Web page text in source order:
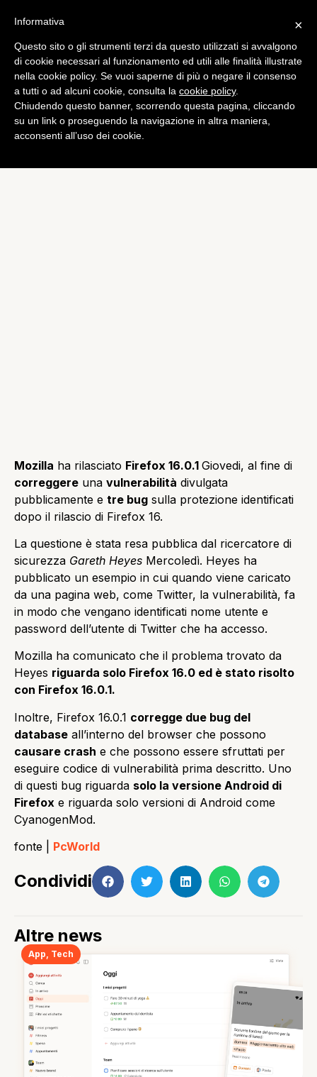
Tech
Mozilla rilascia Firefox 16.0.1
e risolve i bug
di Alessandro Moretti
Mozilla ha rilasciato Firefox 16.0.1 Giovedi, al fine di
correggere una vulnerabilità divulgata
pubblicamente e tre bug sulla protezione identificati
dopo il rilascio di Firefox 16.
La questione è stata resa pubblica dal ricercatore di
sicurezza Gareth Heyes Mercoledì. Heyes ha
pubblicato un esempio in cui quando viene caricato
da una pagina web, come Twitter, la vulnerabilità, fa
in modo che vengano identificati nome utente e
password dell’utente di Twitter che ha accesso.
Mozilla ha comunicato che il problema trovato da
Heyes riguarda solo Firefox 16.0 ed è stato risolto
con Firefox 16.0.1.
Inoltre, Firefox 16.0.1 corregge due bug del
database all’interno del browser che possono
causare crash e che possono essere sfruttati per
eseguire codice di vulnerabilità prima descritto. Uno
di questi bug riguarda solo la versione Android di
Firefox e riguarda solo versioni di Android come
CyanogenMod.
fonte | PcWorld
Condividi
Altre news
App Tech
×
Informativa
Questo sito o gli strumenti terzi da questo utilizzati si avvalgono
di cookie necessari al funzionamento ed utili alle finalità illustrate
nella cookie policy. Se vuoi saperne di più o negare il consenso
a tutti o ad alcuni cookie, consulta la cookie policy.
Chiudendo questo banner, scorrendo questa pagina, cliccando
su un link o proseguendo la navigazione in altra maniera,
acconsenti all’uso dei cookie.